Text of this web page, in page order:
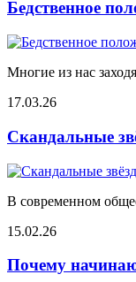
Бедственное
Многие из нас
17.03.26
Скандальные
В современном
15.02.26
Почему